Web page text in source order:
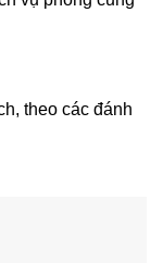
theo các đánh